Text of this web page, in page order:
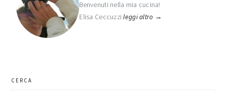
Benvenuti nella mia cucina!
Elisa Ceccuzzileggi altro →
CERCA